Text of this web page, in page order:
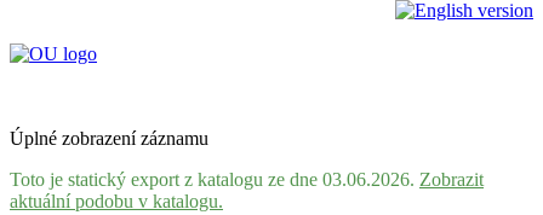
Úplné zobrazení záznamu
Toto je statický export z katalogu ze dne 03.06.2026. Zobrazit
aktuální podobu v katalogu.